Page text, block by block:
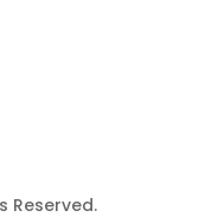
Reserved.